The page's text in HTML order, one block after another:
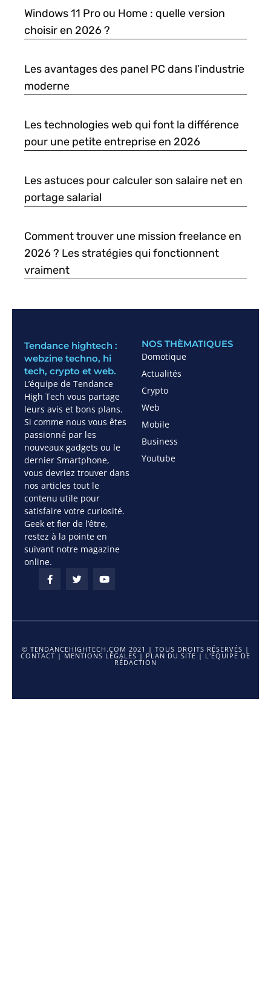
Windows 11 Pro ou Home : quelle version
choisir en 2026 ?
Les avantages des panel PC dans l’industrie
moderne
Les technologies web qui font la différence
pour une petite entreprise en 2026
Les astuces pour calculer son salaire net en
portage salarial
Comment trouver une mission freelance en
2026 ? Les stratégies qui fonctionnent
vraiment
Tendance hightech :
webzine techno, hi
tech, crypto et web.
L’équipe de Tendance
High Tech vous partage
leurs avis et bons plans.
Si comme nous vous êtes
passionné par les
nouveaux gadgets ou le
dernier Smartphone,
vous devriez trouver dans
nos articles tout le
contenu utile pour
satisfaire votre curiosité.
Geek et fier de l’être,
restez à la pointe en
suivant notre magazine
online.
NOS THÈMATIQUES
Domotique
Actualités
Crypto
Web
Mobile
Business
Youtube
© TENDANCEHIGHTECH.COM 2021 | TOUS DROITS RÉSERVÉS |
CONTACT | MENTIONS LÉGALES | PLAN DU SITE | L'ÉQUIPE DE
RÉDACTION